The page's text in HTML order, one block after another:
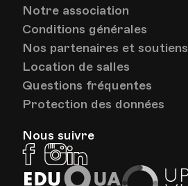
Notre association
Conditions générales
Nos partenaires et soutiens
Location de salles
Questions fréquentes
Protection des données
Nous suivre
FacebookInstagram
EduQua